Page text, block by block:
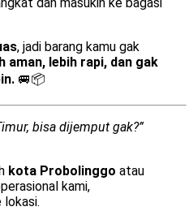
, jadi barang kamu gak
aman, lebih rapi, dan gak
🚐📦
bisa dijemput gak?”
kota Probolinggo atau
kami,
lokasi.